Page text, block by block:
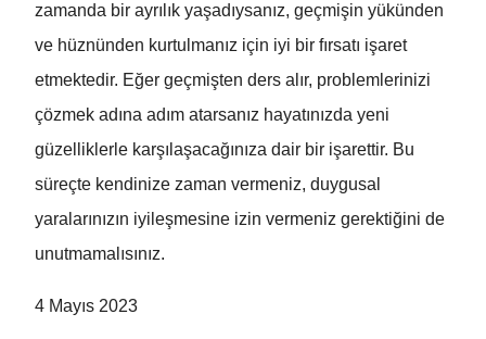
zamanda bir ayrılık yaşadıysanız, geçmişin yükünden
ve hüznünden kurtulmanız için iyi bir fırsatı işaret
etmektedir. Eğer geçmişten ders alır, problemlerinizi
çözmek adına adım atarsanız hayatınızda yeni
güzelliklerle karşılaşacağınıza dair bir işarettir. Bu
süreçte kendinize zaman vermeniz, duygusal
yaralarınızın iyileşmesine izin vermeniz gerektiğini de
unutmamalısınız.
4 Mayıs 2023